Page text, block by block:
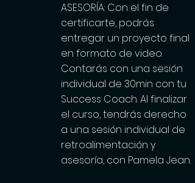
ASESORÍA: Con el fin de
certificarte, podrás
entregar un proyecto final
en formato de video.
Contarás con una sesión
individual de 30min con tu
Success Coach. Al finalizar
el curso, tendrás derecho
a una sesión individual de
retroalimentación y
asesoría, con Pamela Jean.